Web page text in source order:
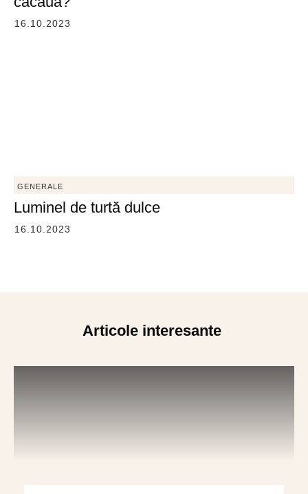
16.10.2023
GENERALE
Luminel de turtă dulce
16.10.2023
Articole interesante